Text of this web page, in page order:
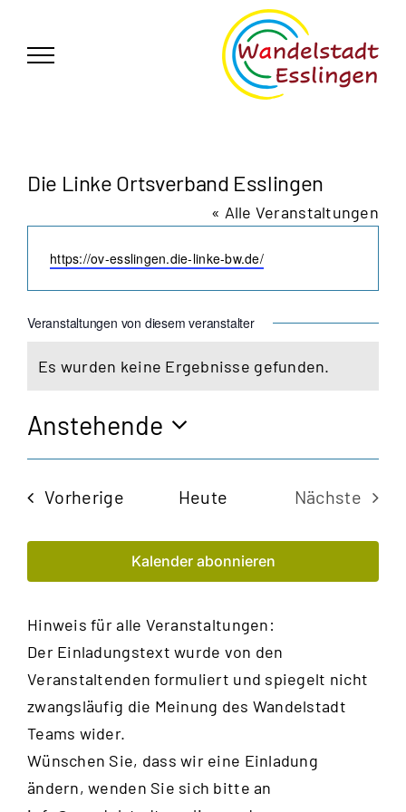
springen
Die Linke Ortsverband Esslingen
« Alle Veranstaltungen
Webseite
https://ov-esslingen.die-linke-bw.de/
Veranstaltungen von diesem veranstalter
Hinweis
Es wurden keine Ergebnisse gefunden.
Anstehende
Datum
VorherigeVeranstaltungen
Heute
Nächste
Kalender abonnieren
Hinweis für alle Veranstaltungen:
Der Einladungstext wurde von den
Veranstaltenden formuliert und spiegelt nicht
zwangsläufig die Meinung des Wandelstadt
Teams wider.
Wünschen Sie, dass wir eine Einladung
ändern, wenden Sie sich bitte an